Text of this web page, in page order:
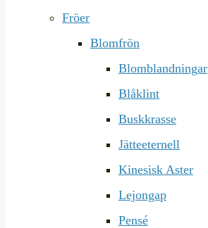
Fröer
Blomfrön
Blomblandningar
Blåklint
Buskkrasse
Jätteeternell
Kinesisk Aster
Lejongap
Pensé